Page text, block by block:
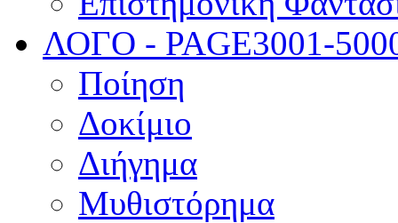
ΛΟΓΟ - PAGE3001-
Ποίηση
Δοκίμιο
Διήγημα
Μυθιστόρημα